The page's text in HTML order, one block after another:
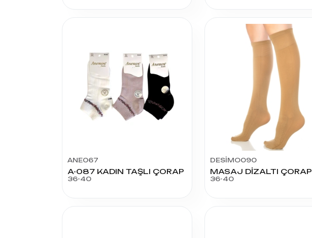
ANE067
A-087 KADIN TAŞLI ÇORAP
36-40
DESİMO090
MASAJ DİZALTI ÇORAP
36-40